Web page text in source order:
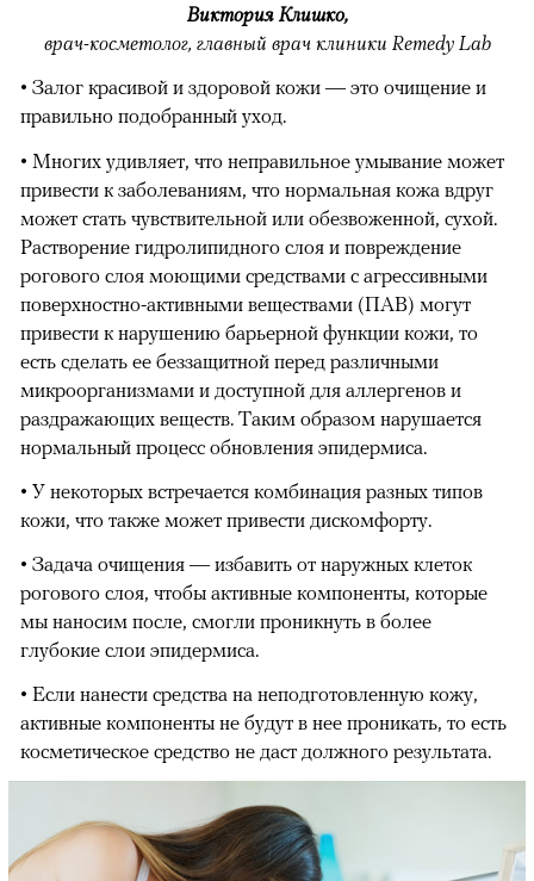
Виктория Клишко,
врач-косметолог, главный врач клиники Remedy Lab
• Залог красивой и здоровой кожи — это очищение и
правильно подобранный уход.
00:00 / 00:00
• Многих удивляет, что неправильное умывание может
привести к заболеваниям, что нормальная кожа вдруг
может стать чувствительной или обезвоженной, сухой.
Растворение гидролипидного слоя и повреждение
рогового слоя моющими средствами с агрессивными
поверхностно-активными веществами (ПАВ) могут
привести к нарушению барьерной функции кожи, то
есть сделать ее беззащитной перед различными
микроорганизмами и доступной для аллергенов и
раздражающих веществ. Таким образом нарушается
нормальный процесс обновления эпидермиса.
• У некоторых встречается комбинация разных типов
кожи, что также может привести дискомфорту.
• Задача очищения — избавить от наружных клеток
рогового слоя, чтобы активные компоненты, которые
мы наносим после, смогли проникнуть в более
глубокие слои эпидермиса.
• Если нанести средства на неподготовленную кожу,
активные компоненты не будут в нее проникать, то есть
косметическое средство не даст должного результата.